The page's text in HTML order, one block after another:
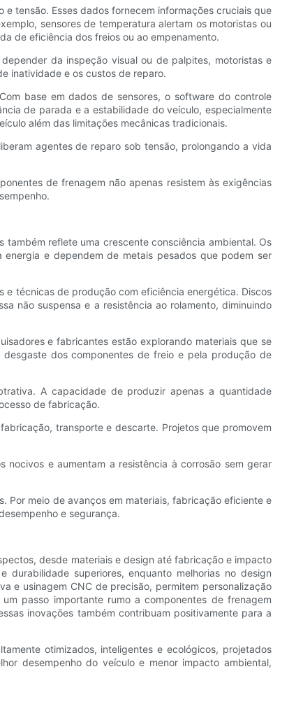
tensão. Esses dados fornecem informações cruciais que
sensores de temperatura alertam os motoristas ou
de eficiência dos freios ou ao empenamento.
da inspeção visual ou de palpites, motoristas e
inatividade e os custos de reparo.
base em dados de sensores, o software do controle
de parada e a estabilidade do veículo, especialmente
além das limitações mecânicas tradicionais.
agentes de reparo sob tensão, prolongando a vida
de frenagem não apenas resistem às exigências
reflete uma crescente consciência ambiental. Os
e dependem de metais pesados ​​que podem ser
e técnicas de produção com eficiência energética. Discos
não suspensa e a resistência ao rolamento, diminuindo
e fabricantes estão explorando materiais que se
dos componentes de freio e pela produção de
A capacidade de produzir apenas a quantidade
de fabricação.
transporte e descarte. Projetos que promovem
e aumentam a resistência à corrosão sem gerar
Por meio de avanços em materiais, fabricação eficiente e
e segurança.
desde materiais e design até fabricação e impacto
durabilidade superiores, enquanto melhorias no design
e usinagem CNC de precisão, permitem personalização
passo importante rumo a componentes de frenagem
inovações também contribuam positivamente para a
otimizados, inteligentes e ecológicos, projetados
desempenho do veículo e menor impacto ambiental,